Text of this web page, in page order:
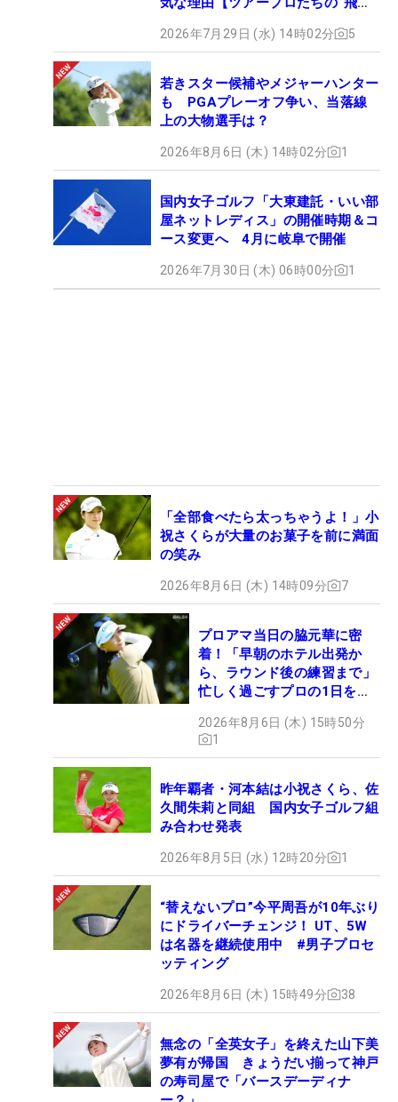
2026年7月29日 (水) 14時02分 5
若きスター候補やメジャーハンター
も PGAプレーオフ争い、当落線
上の大物選手は？
2026年8月6日 (木) 14時02分 1
国内女子ゴルフ「大東建託・いい部
屋ネットレディス」の開催時期＆コ
ース変更へ 4月に岐阜で開催
2026年7月30日 (木) 06時00分 1
「全部食べたら太っちゃうよ！」小
祝さくらが大量のお菓子を前に満面
の笑み
2026年8月6日 (木) 14時09分 7
プロアマ当日の脇元華に密
着！「早朝のホテル出発か
ら、ラウンド後の練習まで」
忙しく過ごすプロの1日を公
2026年8月6日 (木) 15時50分
1
昨年覇者・河本結は小祝さくら、佐
久間朱莉と同組 国内女子ゴルフ組
み合わせ発表
2026年8月5日 (水) 12時20分 1
“替えないプロ”今平周吾が10年ぶり
にドライバーチェンジ！ UT、5W
は名器を継続使用中 #男子プロセ
ッティング
2026年8月6日 (木) 15時49分 38
無念の「全英女子」を終えた山下美
夢有が帰国 きょうだい揃って神戸
の寿司屋で「バースデーディナ